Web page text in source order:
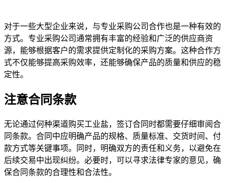
对于一些大型企业来说，与专业采购公司合作也是一种有效的
方式。专业采购公司通常拥有丰富的经验和广泛的供应商资
源，能够根据客户的需求提供定制化的采购方案。这种合作方
式不仅能够提高采购效率，还能够确保产品的质量和供应的稳
定性。
注意合同条款
无论通过何种渠道购买工业盐，签订合同时都需要仔细审阅合
同条款。合同中应明确产品的规格、质量标准、交货时间、付
款方式等关键事项。同时，明确双方的责任和义务，以避免在
后续交易中出现纠纷。必要时，可以寻求法律专家的意见，确
保合同条款的合理性和合法性。